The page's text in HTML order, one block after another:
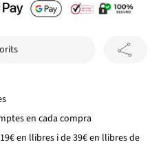
en cada compra
en llibres i de 39€ en llibres de